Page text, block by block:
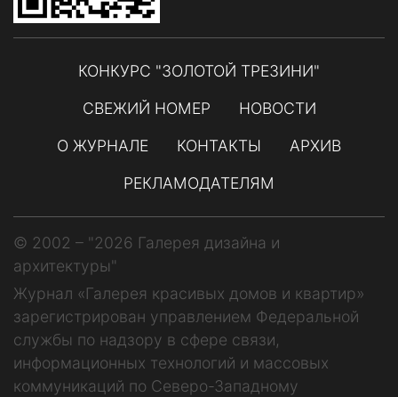
КОНКУРС "ЗОЛОТОЙ ТРЕЗИНИ"
СВЕЖИЙ НОМЕР
НОВОСТИ
О ЖУРНАЛЕ
КОНТАКТЫ
АРХИВ
РЕКЛАМОДАТЕЛЯМ
© 2002 – "2026 Галерея дизайна и
архитектуры"
Журнал «Галерея красивых домов и квартир»
зарегистрирован управлением Федеральной
службы по надзору в сфере связи,
информационных технологий и массовых
коммуникаций по Северо-Западному